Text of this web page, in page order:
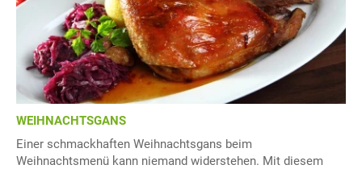
WEIHNACHTSGANS
Einer schmackhaften Weihnachtsgans beim
Weihnachtsmenü kann niemand widerstehen. Mit diesem